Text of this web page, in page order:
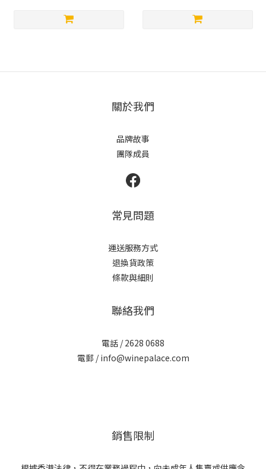
關於我們
品牌故事
團隊成員
常見問題
運送服務方式
退換貨政策
條款與細則
聯絡我們
電話 / 2628 0688
電郵 / info@winepalace.com
銷售限制